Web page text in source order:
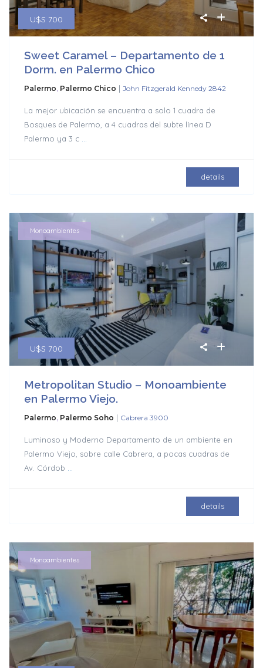
U$S 700
Sweet Caramel – Departamento de 1
Dorm. en Palermo Chico
Palermo, Palermo Chico | John Fitzgerald Kennedy 2842
La mejor ubicación se encuentra a solo 1 cuadra de
Bosques de Palermo, a 4 cuadras del subte línea D
Palermo ya 3 c
details
U$S 700
Monoambientes
Metropolitan Studio – Monoambiente
en Palermo Viejo.
Palermo, Palermo Soho | Cabrera 3900
Luminoso y Moderno Departamento de un ambiente en
Palermo Viejo, sobre calle Cabrera, a pocas cuadras de
Av. Córdob
details
Monoambientes